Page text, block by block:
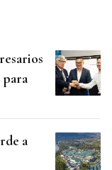
para
a